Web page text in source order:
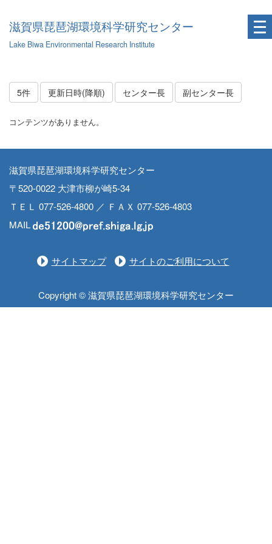
滋賀県琵琶湖環境科学研究センター
Lake Biwa Environmental Research Institute
5件 更新日時(降順) センター長 副センター長
コンテンツがありません。
滋賀県琵琶湖環境科学研究センター
〒520-0022 大津市柳が崎5-34
ＴＥＬ 077-526-4800 ／ ＦＡＸ 077-526-4803
MAIL
サイトマップ サイトのご利用について
Copyright © 滋賀県琵琶湖環境科学研究センター